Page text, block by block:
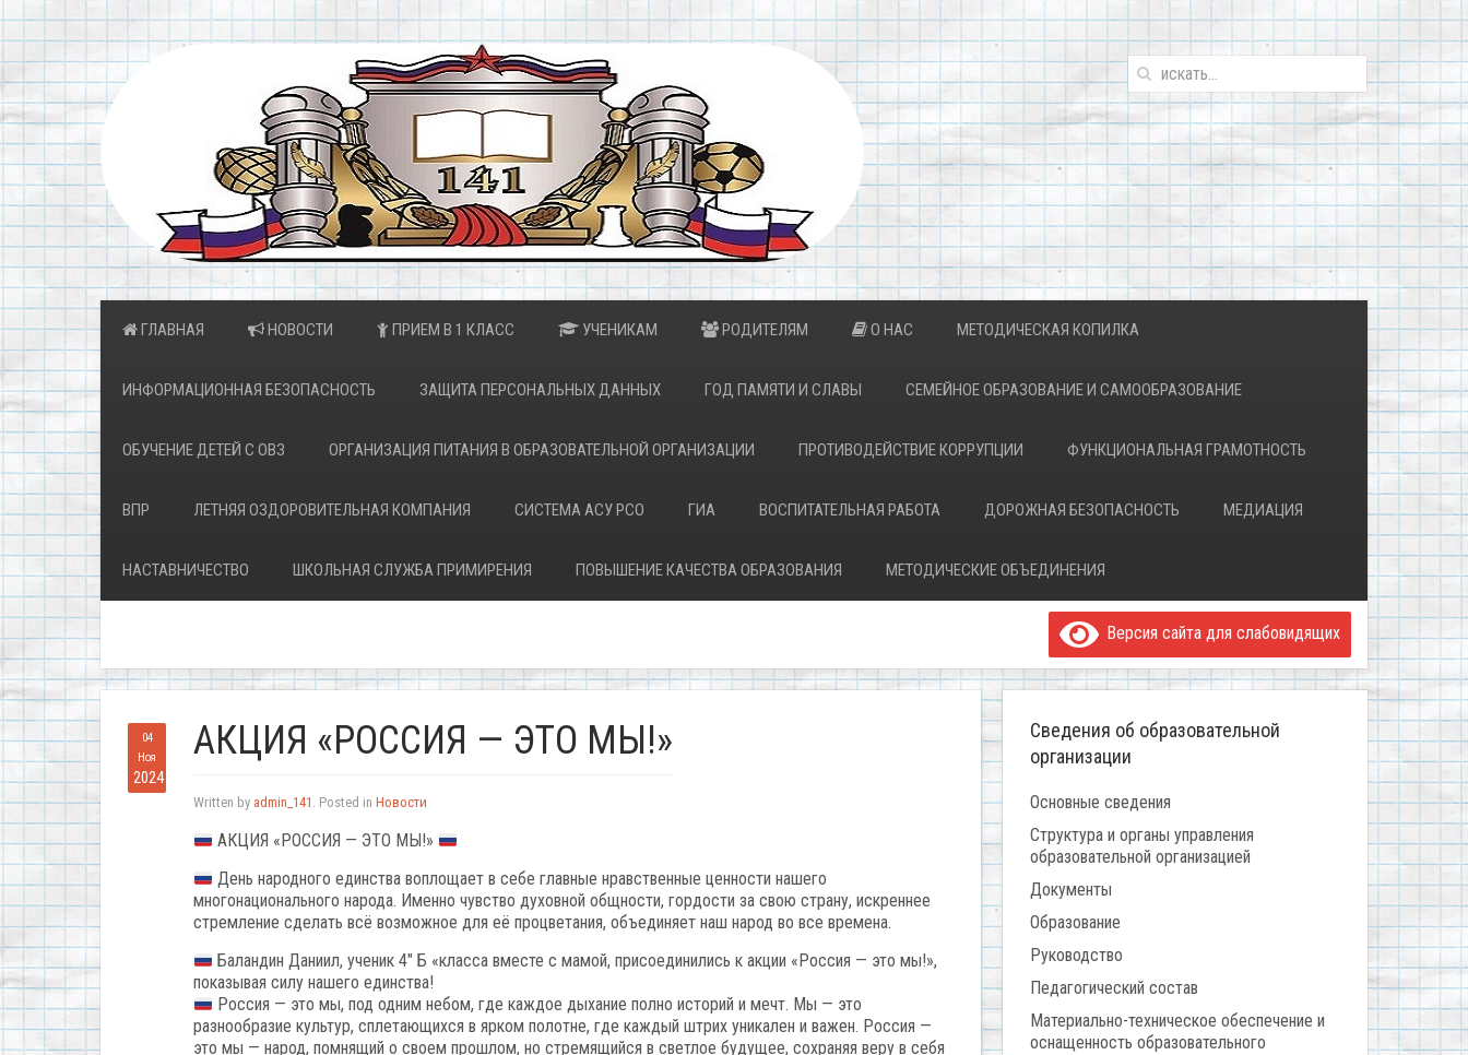
ГЛАВНАЯ НОВОСТИ ПРИЕМ В 1 КЛАСС УЧЕНИКАМ РОДИТЕЛЯМ О НАС МЕТОДИЧЕСКАЯ КОПИЛКА
ИНФОРМАЦИОННАЯ БЕЗОПАСНОСТЬ ЗАЩИТА ПЕРСОНАЛЬНЫХ ДАННЫХ ГОД ПАМЯТИ И СЛАВЫ СЕМЕЙНОЕ ОБРАЗОВАНИЕ И САМООБРАЗОВАНИЕ
ОБУЧЕНИЕ ДЕТЕЙ С ОВЗ ОРГАНИЗАЦИЯ ПИТАНИЯ В ОБРАЗОВАТЕЛЬНОЙ ОРГАНИЗАЦИИ ПРОТИВОДЕЙСТВИЕ КОРРУПЦИИ ФУНКЦИОНАЛЬНАЯ ГРАМОТНОСТЬ
ВПР ЛЕТНЯЯ ОЗДОРОВИТЕЛЬНАЯ КОМПАНИЯ СИСТЕМА АСУ РСО ГИА ВОСПИТАТЕЛЬНАЯ РАБОТА ДОРОЖНАЯ БЕЗОПАСНОСТЬ МЕДИАЦИЯ
НАСТАВНИЧЕСТВО ШКОЛЬНАЯ СЛУЖБА ПРИМИРЕНИЯ ПОВЫШЕНИЕ КАЧЕСТВА ОБРАЗОВАНИЯ МЕТОДИЧЕСКИЕ ОБЪЕДИНЕНИЯ
Версия сайта для слабовидящих
04
Ноя
2024
АКЦИЯ «РОССИЯ — ЭТО МЫ!»
Written by admin_141 . Posted in Новости
АКЦИЯ «РОССИЯ — ЭТО МЫ!»
День народного единства воплощает в себе главные нравственные ценности нашего
многонационального народа. Именно чувство духовной общности, гордости за свою страну, искреннее
стремление сделать всё возможное для её процветания, объединяет наш народ во все времена.
Баландин Даниил, ученик 4″ Б «класса вместе с мамой, присоединились к акции «Россия — это мы!»,
показывая силу нашего единства!
Россия — это мы, под одним небом, где каждое дыхание полно историй и мечт. Мы — это
разнообразие культур, сплетающихся в ярком полотне, где каждый штрих уникален и важен. Россия —
это мы — народ, помнящий о своем прошлом, но стремящийся в светлое будущее, сохраняя веру в себя
Сведения об образовательной
организации
Основные сведения
Структура и органы управления
образовательной организацией
Документы
Образование
Руководство
Педагогический состав
Материально-техническое обеспечение и
оснащенность образовательного